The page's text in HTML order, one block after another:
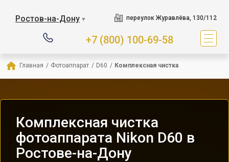
Ростов-на-Дону ▼ переулок Журавлёва, 130/112
+7 (800) 100-69-58
Главная / Фотоаппарат / D60 / Комплексная чистка
Комплексная чистка
фотоаппарата Nikon D60 в
Ростове-на-Дону